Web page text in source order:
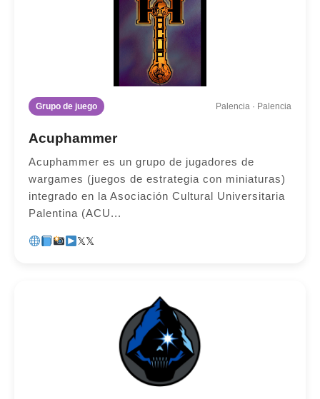
Grupo de juego Palencia · Palencia
Acuphammer
Acuphammer es un grupo de jugadores de
wargames (juegos de estrategia con miniaturas)
integrado en la Asociación Cultural Universitaria
Palentina (ACU...
𝕏𝕏